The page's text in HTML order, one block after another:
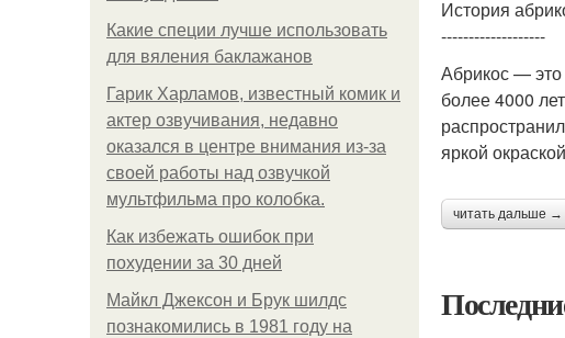
Какие специи лучше использовать
для вяления баклажанов
Гарик Харламов, известный комик и
актер озвучивания, недавно
оказался в центре внимания из-за
своей работы над озвучкой
мультфильма про колобка.
Как избежать ошибок при
похудении за 30 дней
Майкл Джексон и Брук шилдс
познакомились в 1981 году на
История
-------------------
Абрикос — это
более 4000
яркой
читать дальше →